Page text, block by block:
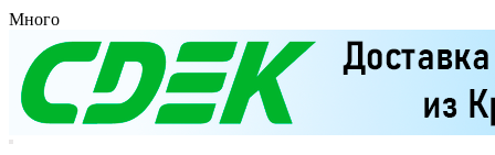
Много